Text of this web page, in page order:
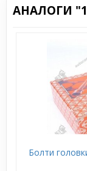
АНАЛОГИ
Болти